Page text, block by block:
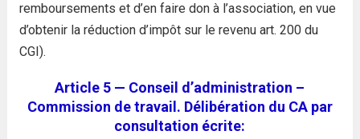
remboursements et d’en faire don à l’association, en vue
d’obtenir la réduction d’impôt sur le revenu art. 200 du
CGI).
Article 5 — Conseil d’administration –
Commission de travail. Délibération du CA par
consultation écrite: